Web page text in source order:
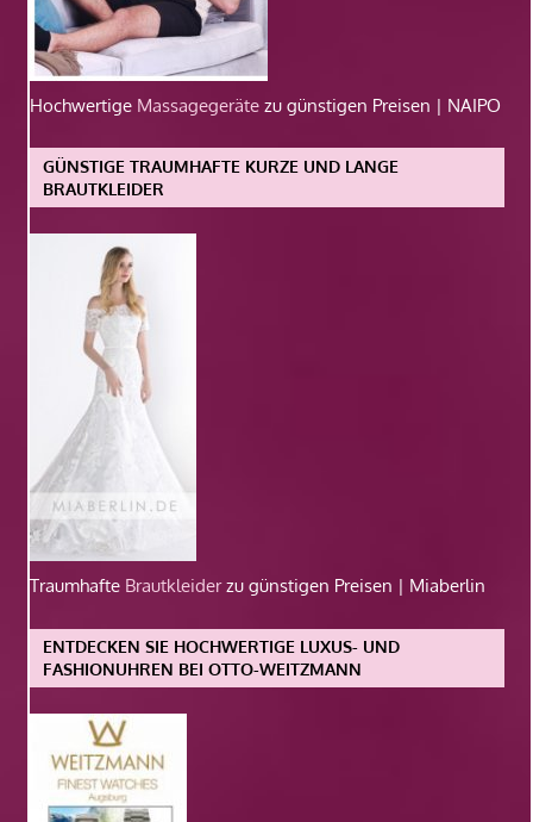
Hochwertige Massagegeräte zu günstigen Preisen | NAIPO
GÜNSTIGE TRAUMHAFTE KURZE UND LANGE
BRAUTKLEIDER
Traumhafte Brautkleiderzu günstigen Preisen | Miaberlin
ENTDECKEN SIE HOCHWERTIGE LUXUS- UND
FASHIONUHREN BEI OTTO-WEITZMANN